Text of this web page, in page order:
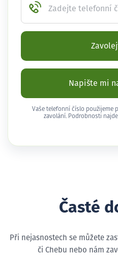
Zadejte telefonní
Napište mi
Vaše telefonní číslo použijeme
zavolání. Podrobnosti
Časté
Při nejasnostech se můžete
či Chebu nebo nám